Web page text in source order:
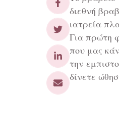
διεθνή
ιατρεία
Για πρώτη
που μας
την
δίνετε